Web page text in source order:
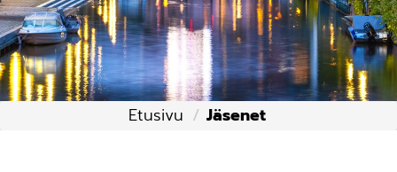
Etusivu Jäsenet